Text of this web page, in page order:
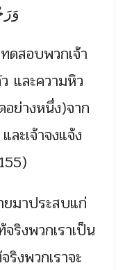
ดสอบพวกเจ้า
และความหิว
อย่างหนึ่ง)จาก
ะเจ้าจงแจ้ง
ยมาประสบแก่
ริงพวกเราเป็น
งพวกเราจะ